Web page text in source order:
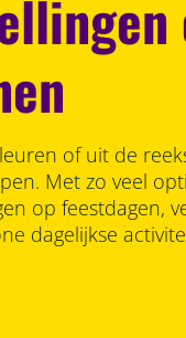
of uit de
Met zo veel
op feestdagen,
dagelijkse